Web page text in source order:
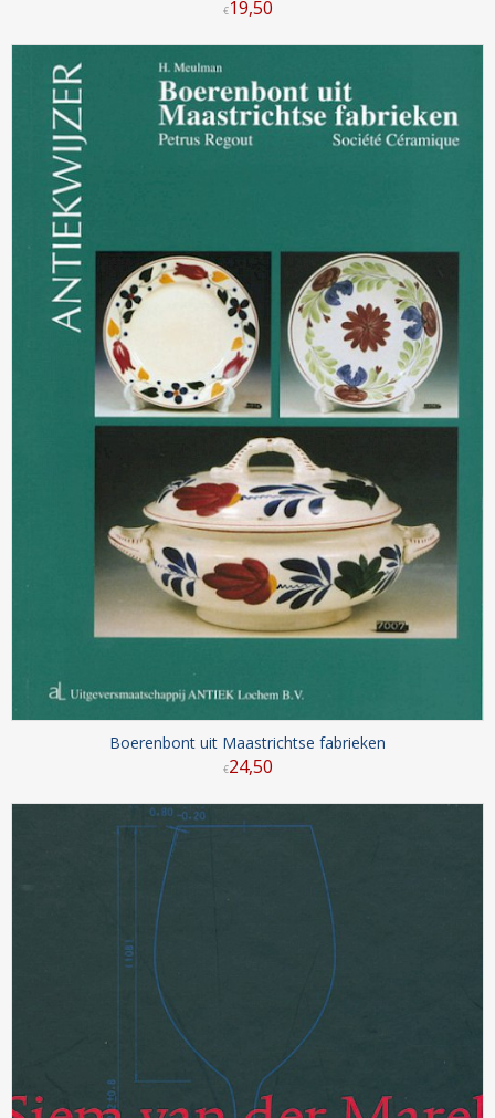
€19,50
Boerenbont uit Maastrichtse fabrieken
€24,50